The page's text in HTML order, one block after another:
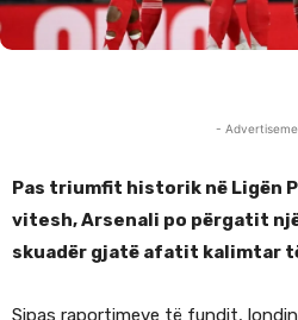
-
Pas triumfit historik në Ligën
vitesh, Arsenali po përgatit
skuadër gjatë afatit kalimtar